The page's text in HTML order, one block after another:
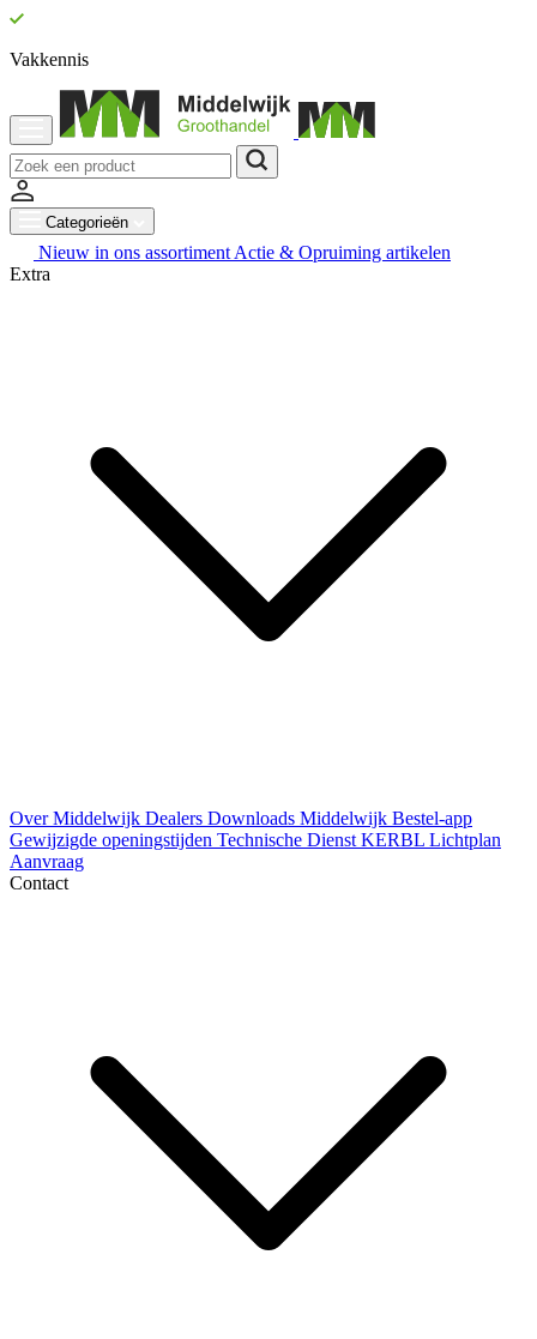
Vakkennis
Categorieën
Nieuw in ons assortiment Actie & Opruiming artikelen
Extra
Over Middelwijk Dealers Downloads Middelwijk Bestel-app
Gewijzigde openingstijden Technische Dienst KERBL Lichtplan
Aanvraag
Contact